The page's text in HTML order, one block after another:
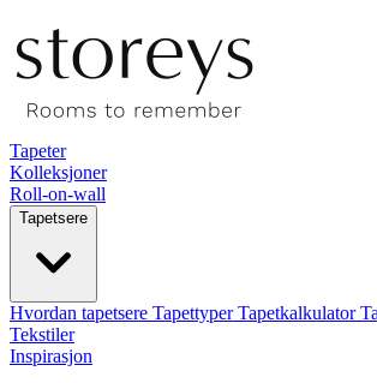
Tapeter
Kolleksjoner
Roll-on-wall
Tapetsere
Hvordan tapetsere TapettyperTapetkalkulator
Tekstiler
Inspirasjon